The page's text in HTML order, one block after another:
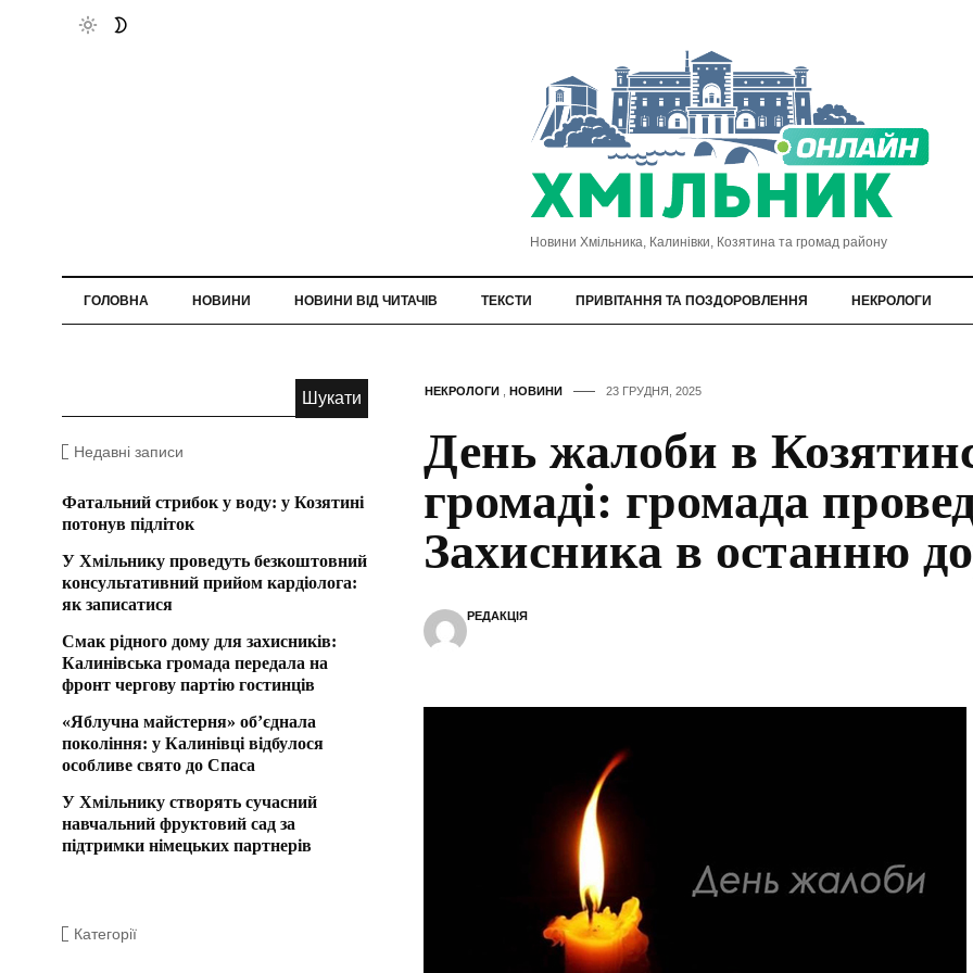
Новини Хмільника, Калинівки, Козятина та громад району
ГОЛОВНА НОВИНИ НОВИНИ ВІД ЧИТАЧІВ ТЕКСТИ ПРИВІТАННЯ ТА ПОЗДОРОВЛЕННЯ НЕКРОЛОГИ
НЕКРОЛОГИ, НОВИНИ 23 ГРУДНЯ, 2025
День жалоби в
громаді: громада
Захисника в останню
РЕДАКЦІЯ
Недавні записи
Фатальний стрибок у воду: у Козятині
потонув підліток
У Хмільнику проведуть безкоштовний
консультативний прийом кардіолога:
як записатися
Смак рідного дому для захисників:
Калинівська громада передала на
фронт чергову партію гостинців
«Яблучна майстерня» об’єднала
покоління: у Калинівці відбулося
особливе свято до Спаса
У Хмільнику створять сучасний
навчальний фруктовий сад за
підтримки німецьких партнерів
Категорії